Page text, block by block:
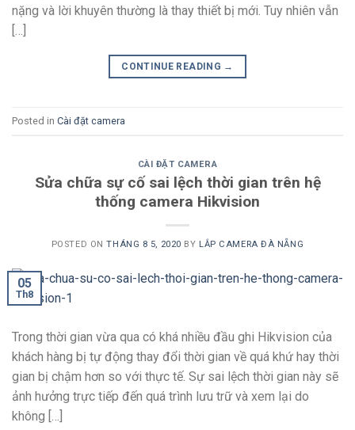
nặng và lời khuyên thường là thay thiết bị mới. Tuy nhiên vẫn
[…]
CONTINUE READING →
Posted in Cài đặt camera
CÀI ĐẶT CAMERA
Sửa chữa sự cố sai lệch thời gian trên hệ
thống camera Hikvision
POSTED ONTHÁNG 8 5, 2020 BY LẮP CAMERA ĐÀ NẴNG
05
Th8
Trong thời gian vừa qua có khá nhiều đầu ghi Hikvision của
khách hàng bị tự động thay đổi thời gian về quá khứ hay thời
gian bị chậm hơn so với thực tế. Sự sai lệch thời gian này sẽ
ảnh hưởng trực tiếp đến quá trình lưu trữ và xem lại do
không […]